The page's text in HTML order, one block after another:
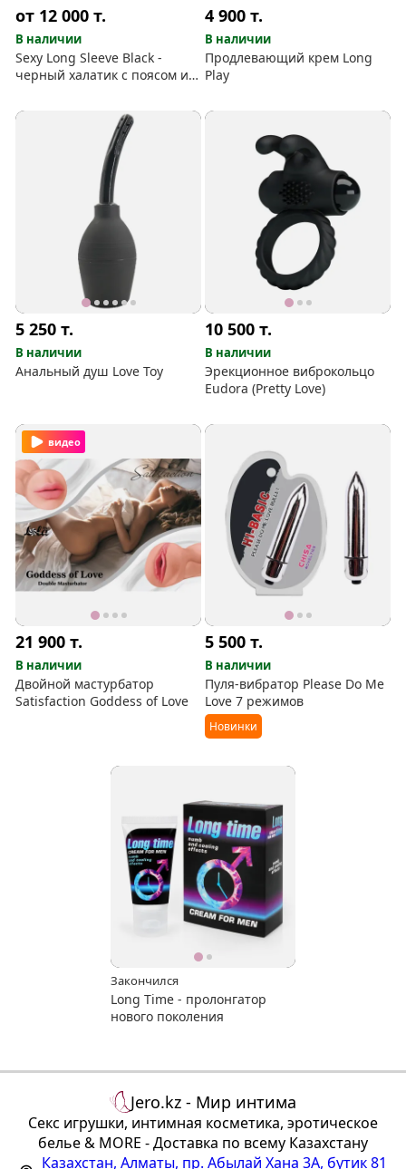
от 12 000т.
В наличии
Sexy Long Sleeve Black -
черный халатик с поясом и
4 900т.
В наличии
Продлевающий крем Long
Play
5 250т.
В наличии
Анальный душ Love Toy
10 500т.
В наличии
Эрекционное виброкольцо
Eudora (Pretty Love)
видео
21 900т.
В наличии
Двойной мастурбатор
Satisfaction Goddess of Love
5 500т.
В наличии
Пуля-вибратор Please Do Me
Love 7 режимов
Новинки
Закончился
Long Time - пролонгатор
нового поколения
Jero.kz - Мир интима
Секс игрушки, интимная косметика, эротическое
белье & MORE - Доставка по всему Казахстану
Казахстан, Алматы, пр. Абылай Хана 3А, бутик 81